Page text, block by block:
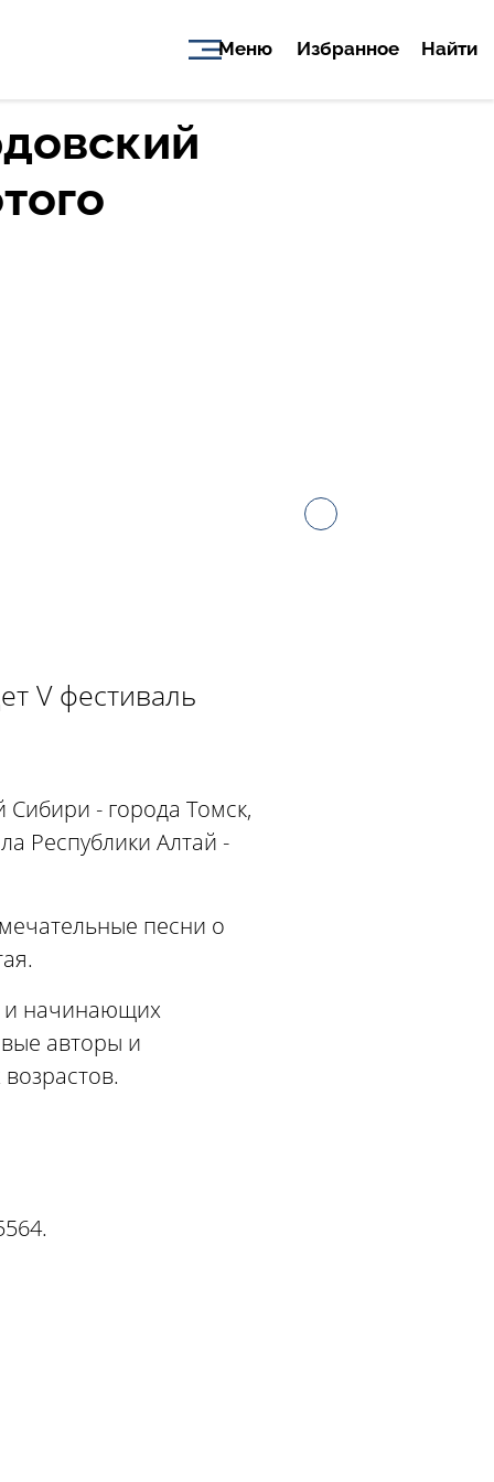
Меню Избранное Найти
V фестиваль
Сибири - города Томск,
Республики Алтай -
песни о
и начинающих
авторы и